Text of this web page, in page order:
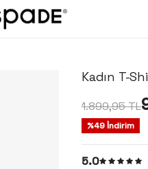
Kadın T-
1.899,95TL
%49 İndirim
5.0